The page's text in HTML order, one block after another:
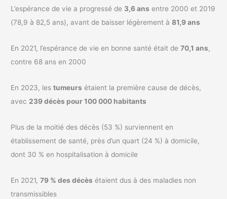
L’espérance de vie a progressé de 3,6 ans entre 2000 et 2019
(78,9 à 82,5 ans), avant de baisser légèrement à81,9 ans
En 2021, l’espérance de vie en bonne santé était de70,1 ans,
contre 68 ans en 2000
En 2023, lestumeurs étaient la première cause de décès,
avec 239 décès pour 100 000 habitants
Plus de la moitié des décès (53 %) surviennent en
établissement de santé, près d’un quart (24 %) à domicile,
dont 30 % en hospitalisation à domicile
En 2021,79 % des décès étaient dus à des maladies non
transmissibles